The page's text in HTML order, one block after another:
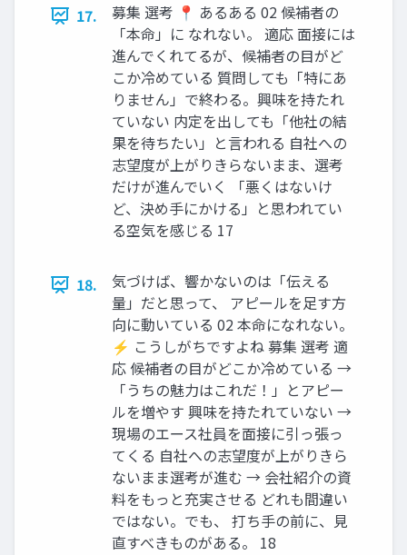
17.
募集 選考 📍 あるある 02 候補者の
「本命」に なれない。 適応 面接には
進んでくれてるが、候補者の目がど
こか冷めている 質問しても「特にあ
りません」で終わる。興味を持たれ
ていない 内定を出しても「他社の結
果を待ちたい」と言われる 自社への
志望度が上がりきらないまま、選考
だけが進んでいく 「悪くはないけ
ど、決め手にかける」と思われてい
る空気を感じる 17
18.
気づけば、響かないのは「伝える
量」だと思って、 アピールを足す方
向に動いている 02 本命になれない。
⚡ こうしがちですよね 募集 選考 適
応 候補者の目がどこか冷めている →
「うちの魅力はこれだ！」とアピー
ルを増やす 興味を持たれていない →
現場のエース社員を面接に引っ張っ
てくる 自社への志望度が上がりきら
ないまま選考が進む → 会社紹介の資
料をもっと充実させる どれも間違い
ではない。でも、 打ち手の前に、見
直すべきものがある。 18